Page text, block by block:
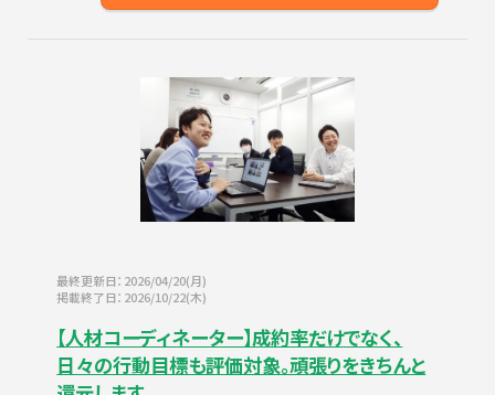
最終更新日：2026/04/20(月)
掲載終了日：2026/10/22(木)
【人材コーディネーター】成約率だけでなく、
日々の行動目標も評価対象。頑張りをきちんと